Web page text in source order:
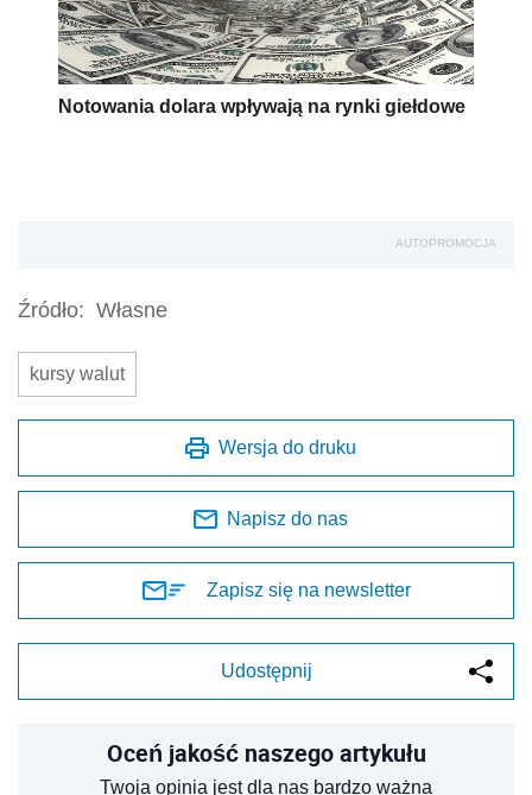
Notowania dolara wpływają na rynki giełdowe
AUTOPROMOCJA
Źródło: Własne
kursy walut
Wersja do druku
Napisz do nas
Zapisz się na newsletter
Udostępnij
Oceń jakość naszego artykułu
Twoja opinia jest dla nas bardzo ważna